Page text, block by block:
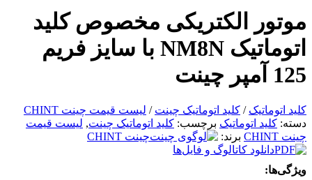
موتور الکتریکی مخصوص کلید
اتوماتیک NM8N با سایز فریم
125 آمپر چینت
کلید اتوماتیک / کلید اتوماتیک چینت / لیست قیمت چینت CHINT
دسته: کلید اتوماتیک برچسب: کلید اتوماتیک چینت, لیست قیمت
چینت CHINT
برند:
چینت CHINT
دانلود کاتالوگ و فایل‌ها
ویژگی‌ها: